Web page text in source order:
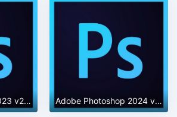
dobe Photoshop 2023 v24.7.0 正式版 集成破解版 Adobe Photoshop 2024 v25.9.1【ps2024最新版下载】正式破解版